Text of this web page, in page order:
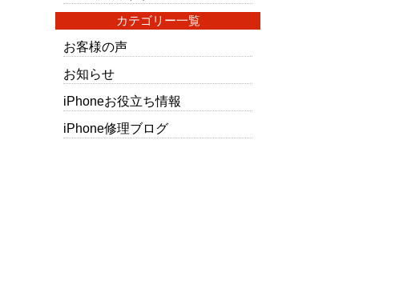
カテゴリー一覧
お客様の声
お知らせ
iPhoneお役立ち情報
iPhone修理ブログ